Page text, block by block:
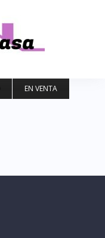
EN VENTA